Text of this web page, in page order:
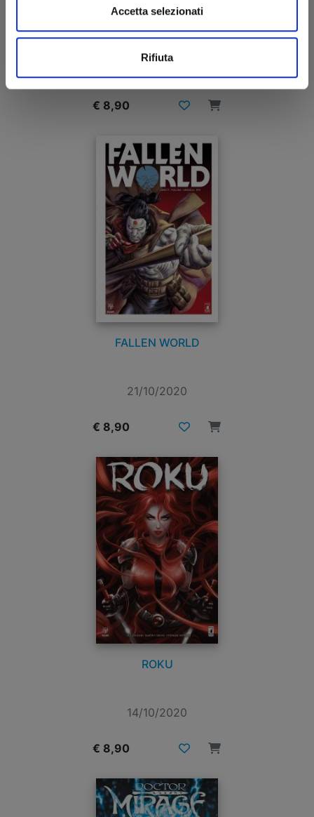
Accetta selezionati
Rifiuta
€ 8,90
FALLEN WORLD
21/10/2020
€ 8,90
ROKU
14/10/2020
€ 8,90